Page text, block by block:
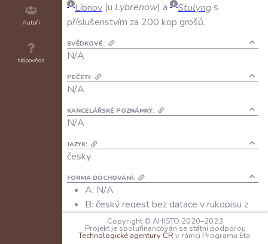
Autoři
Nápověda
Libnov (u Lybrenow) a Stulyngs
příslušenstvím za 200 kop grošů.
SVĚDKOVÉ:
N/A
PEČETI:
N/A
KANCELÁŘSKÉ POZNÁMKY:
N/A
JAZYK:
česky
FORMA DOCHOVÁNÍ:
A: N/A
B: český regest bez datace v rukopisu z
16. století s výňatky ze starých českých
register
Copyright © AHISTO 2020–2023
Projekt je spolufinancován se státní podporou
Technologické agentury ČR v rámci Programu Éta.